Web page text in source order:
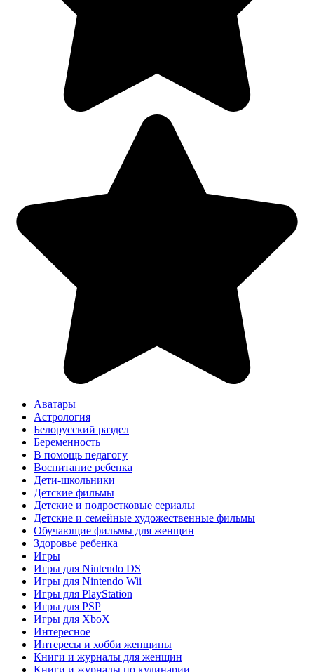
Аватары
Астрология
Белорусский раздел
Беременность
В помощь педагогу
Воспитание ребенка
Дети-школьники
Детские фильмы
Детские и подростковые сериалы
Детские и семейные художественные фильмы
Обучающие фильмы для женщин
Здоровье ребенка
Игры
Игры для Nintendo DS
Игры для Nintendo Wii
Игры для PlayStation
Игры для PSP
Игры для XboX
Интересное
Интересы и хобби женщины
Книги и журналы для женщин
Книги и журналы по кулинарии